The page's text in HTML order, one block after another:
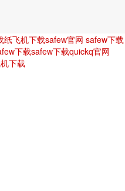
纸飞机下载safew官网 safew下载
下载safew下载quickq官网
下载